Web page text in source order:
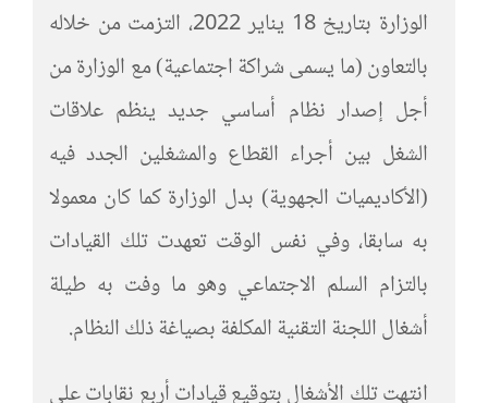
الوزارة بتاريخ 18 يناير 2022، التزمت من خلاله
بالتعاون (ما يسمى شراكة اجتماعية) مع الوزارة من
أجل إصدار نظام أساسي جديد ينظم علاقات
الشغل بين أجراء القطاع والمشغلين الجدد فيه
(الأكاديميات الجهوية) بدل الوزارة كما كان معمولا
به سابقا، وفي نفس الوقت تعهدت تلك القيادات
بالتزام السلم الاجتماعي وهو ما وفت به طيلة
أشغال اللجنة التقنية المكلفة بصياغة ذلك النظام.
انتهت تلك الأشغال بتوقيع قيادات أربع نقابات على